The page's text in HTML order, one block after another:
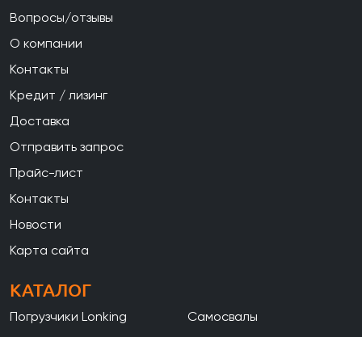
Вопросы/отзывы
О компании
Контакты
Кредит / лизинг
Доставка
Отправить запрос
Прайс-лист
Контакты
Новости
Карта сайта
КАТАЛОГ
Погрузчики Lonking
Самосвалы